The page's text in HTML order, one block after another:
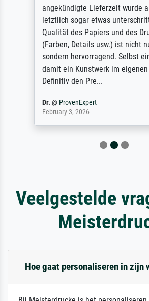
angekündigte Lieferzeit wurde
letztlich sogar etwas
Qualität des Papiers und des
(Farben, Details usw.) ist nicht
sondern hervorragend. Selbst
damit ein Kunstwerk im eigenen
Definitiv den Pre...
Dr. @ ProvenExpert
February 3, 2026
Veelgestelde
Hoe gaat personaliseren in zijn